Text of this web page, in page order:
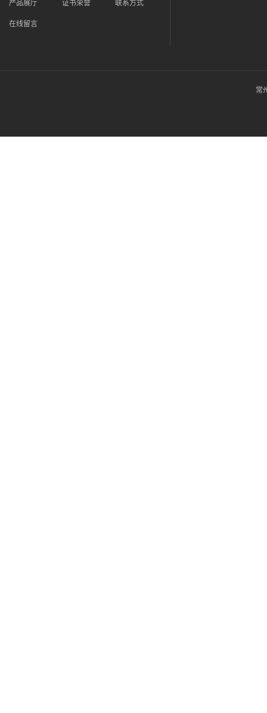
产品展厅 证书荣誉 联系方式
在线留言
常